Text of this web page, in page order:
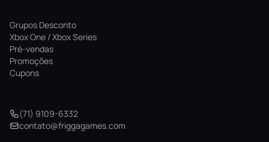
Grupos Desconto
Xbox One / Xbox Series
Pré-vendas
Promoções
Cupons
(71) 9109-6332
contato@friggagames.com